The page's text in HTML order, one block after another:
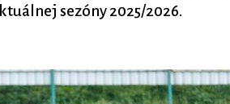
sezóny 2025/2026.